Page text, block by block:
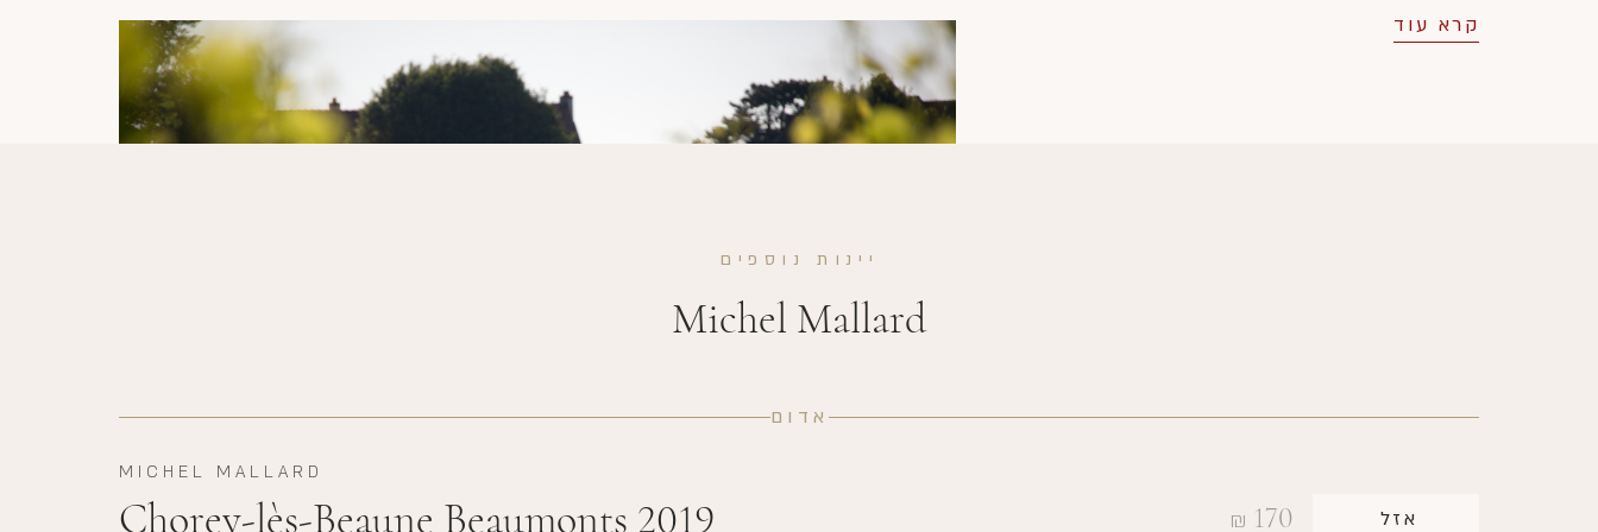
קרא עוד
יינות נוספים
Michel Mallard
אדום
MICHEL MALLARD
Chorey-lès-Beaune Beaumonts 2019 ₪ 170 אזל